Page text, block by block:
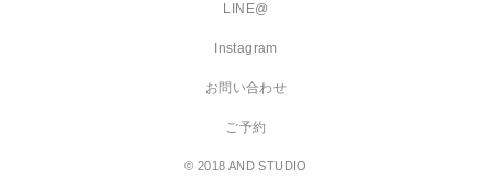
LINE@
Instagram
お問い合わせ
ご予約
© 2018 AND STUDIO